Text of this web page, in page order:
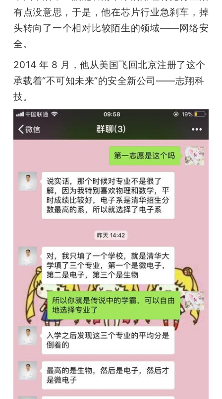
有点没意思，于是，他在芯片行业急刹车，掉
头转向了一个相对比较陌生的领域——网络安
全。
2014 年 8 月，他从美国飞回北京注册了这个
承载着“不可知未来”的安全新公司——志翔科
技。